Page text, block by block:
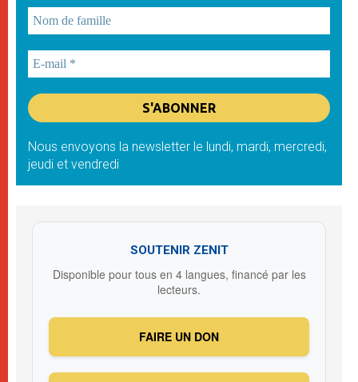
Nous envoyons la newsletter le lundi, mardi, mercredi,
jeudi et vendredi
SOUTENIR ZENIT
Disponible pour tous en 4 langues, financé par les
lecteurs.
FAIRE UN DON